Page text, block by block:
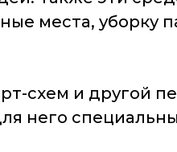
места, уборку
схем и другой
него